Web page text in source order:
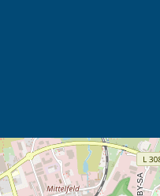
Tab (Karte)